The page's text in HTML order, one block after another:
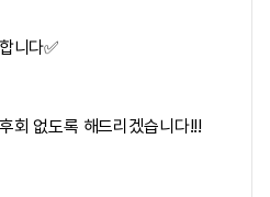
니다✅️
회 없도록 해드리겠습니다!!!